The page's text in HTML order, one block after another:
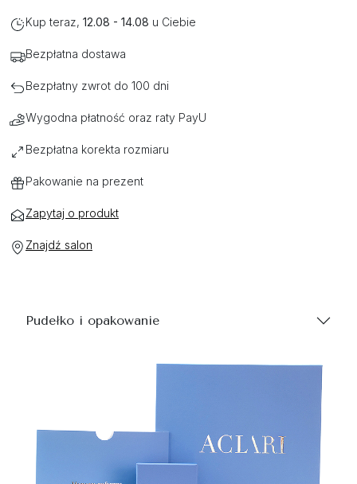
Kup teraz, 12.08 - 14.08 u Ciebie
Bezpłatna dostawa
Bezpłatny zwrot do 100 dni
Wygodna płatność oraz raty PayU
Bezpłatna korekta rozmiaru
Pakowanie na prezent
Zapytaj o produkt
Znajdź salon
Pudełko i opakowanie